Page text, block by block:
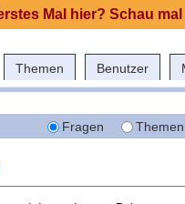
Themen Benutzer
Fragen Themen
Mal hier? Schau